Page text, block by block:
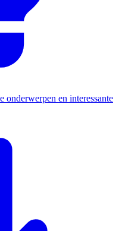
onderwerpen en interessante